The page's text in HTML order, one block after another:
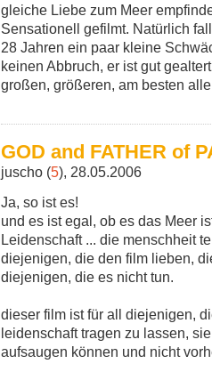
gleiche Liebe zum Meer
Sensationell gefilmt. Natürlich
28 Jahren ein paar kleine
keinen Abbruch, er ist gut
großen, größeren, am besten
GOD and FATHER of
juscho (5), 28.05.2006
Ja, so ist es!
und es ist egal, ob es das Meer
Leidenschaft ... die menschheit
diejenigen, die den film lieben,
diejenigen, die es nicht tun.
dieser film ist für all diejenigen,
leidenschaft tragen zu lassen,
aufsaugen können und nicht